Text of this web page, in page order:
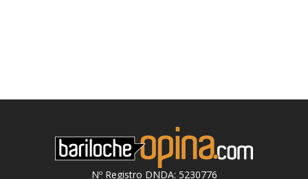
Nº Registro DNDA: 5230776